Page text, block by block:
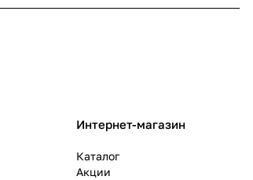
Интернет-магазин
Каталог
Акции